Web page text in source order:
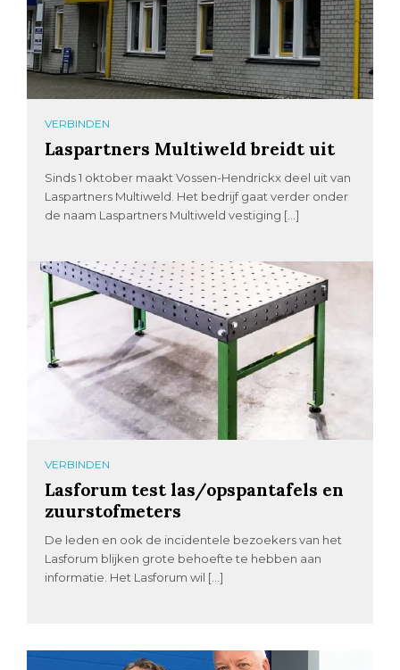
VERBINDEN
Laspartners Multiweld breidt uit
Sinds 1 oktober maakt Vossen-Hendrickx deel uit van
Laspartners Multiweld. Het bedrijf gaat verder onder
de naam Laspartners Multiweld vestiging […]
VERBINDEN
Lasforum test las/opspantafels en
zuurstofmeters
De leden en ook de incidentele bezoekers van het
Lasforum blijken grote behoefte te hebben aan
informatie. Het Lasforum wil […]